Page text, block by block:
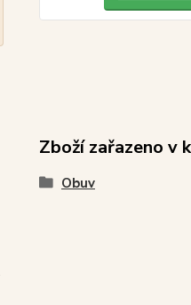
Zboží zařazeno v
Obuv